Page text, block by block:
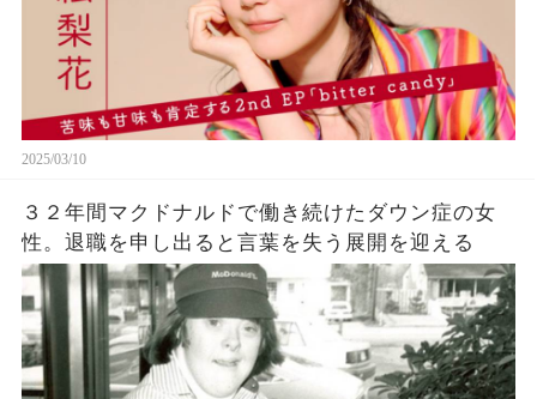
2025/03/10
３２年間マクドナルドで働き続けたダウン症の女
性。退職を申し出ると言葉を失う展開を迎える